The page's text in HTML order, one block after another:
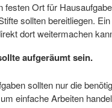
festen Ort für
sollten bereitliegen.
dort weitermachen
aufgeräumt sein.
sollten nur die
einfache Arbeiten